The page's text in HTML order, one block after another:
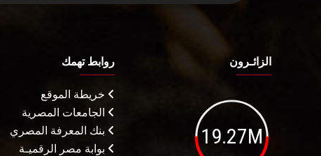
الزائـرون
19.27M
روابط تهمك
خريطة الموقع
الجامعات المصرية
بنك المعرفة المصري
بوابة مصر الرقميـة